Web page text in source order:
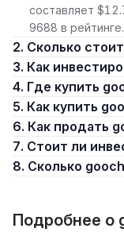
составляет
9688 в рейтинге.
2. Сколько
3. Как
4. Где купить
5. Как купить
6. Как продать
7. Стоит ли
8. Сколько
Подробнее о